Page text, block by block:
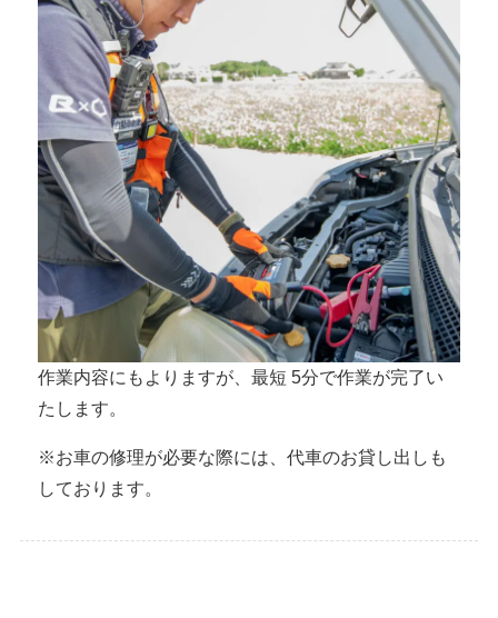
作業内容にもよりますが、最短 5分で作業が完了い
たします。
※お車の修理が必要な際には、代車のお貸し出しも
しております。